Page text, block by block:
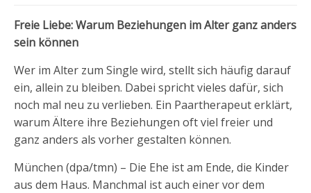
Freie Liebe: Warum Beziehungen im Alter ganz anders
sein können
Wer im Alter zum Single wird, stellt sich häufig darauf
ein, allein zu bleiben. Dabei spricht vieles dafür, sich
noch mal neu zu verlieben. Ein Paartherapeut erklärt,
warum Ältere ihre Beziehungen oft viel freier und
ganz anders als vorher gestalten können.
München (dpa/tmn) – Die Ehe ist am Ende, die Kinder
aus dem Haus. Manchmal ist auch einer vor dem